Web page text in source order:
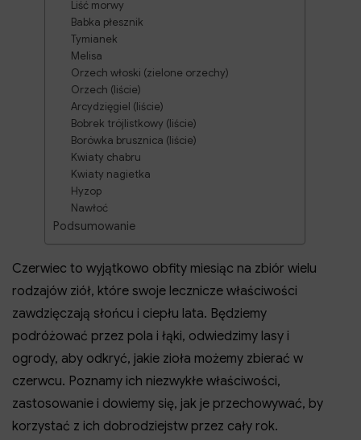
Liść morwy
Babka płesznik
Tymianek
Melisa
Orzech włoski (zielone orzechy)
Orzech (liście)
Arcydzięgiel (liście)
Bobrek trójlistkowy (liście)
Borówka brusznica (liście)
Kwiaty chabru
Kwiaty nagietka
Hyzop
Nawłoć
Podsumowanie
Czerwiec to wyjątkowo obfity miesiąc na zbiór wielu
rodzajów ziół, które swoje lecznicze właściwości
zawdzięczają słońcu i ciepłu lata. Będziemy
podróżować przez pola i łąki, odwiedzimy lasy i
ogrody, aby odkryć, jakie zioła możemy zbierać w
czerwcu. Poznamy ich niezwykłe właściwości,
zastosowanie i dowiemy się, jak je przechowywać, by
korzystać z ich dobrodziejstw przez cały rok.